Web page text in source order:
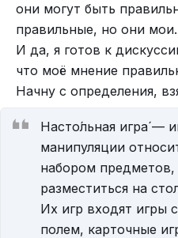
они могут быть
правильные, но они мои.
И да, я готов к
что моё мнение
Начну с определения,
Насто́льная игра́ —
манипуляции
набором
разместиться на
Их игр входят игры
полем, карточные